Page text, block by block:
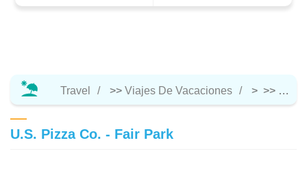
Travel >> Viajes De Vacaciones > >>
U.S. Pizza Co. - Fair Park